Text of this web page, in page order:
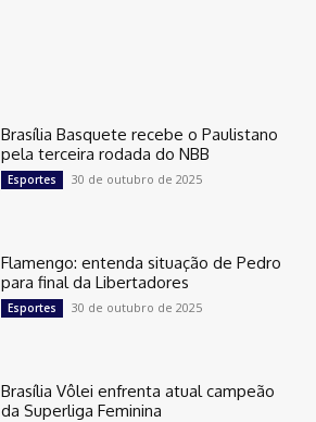
Brasília Basquete recebe o Paulistano
pela terceira rodada do NBB
Esportes 30 de outubro de 2025
Flamengo: entenda situação de Pedro
para final da Libertadores
Esportes 30 de outubro de 2025
Brasília Vôlei enfrenta atual campeão
da Superliga Feminina